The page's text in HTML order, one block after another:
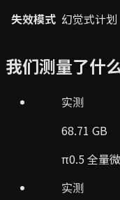
失效模式 幻觉式计划
我们测量了什
实测
68.71 GB
π0.5 全量
实测